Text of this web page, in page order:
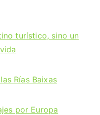
turístico, sino un
Rías Baixas
por Europa